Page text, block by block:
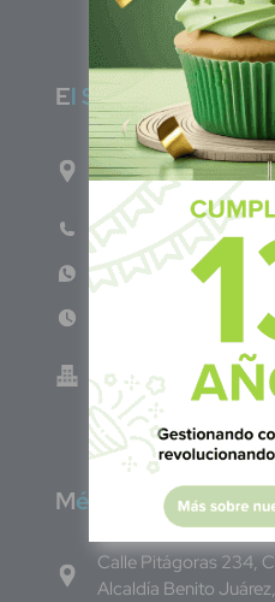
El Salvador
1ro Cll Pte, y 61 Av
Salvador Centro
Teléfono: +503 6986
WhatsApp: +503
Lun - Vie 8:00am -
Green Know S.A de
220118-102-0
México
Calle Pitágoras 234,
Alcaldía Benito